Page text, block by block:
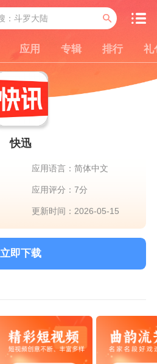
应用 专辑 排行 礼
快迅
应用语言：简体中文
应用评分：7分
更新时间：2026-05-15
立即下载